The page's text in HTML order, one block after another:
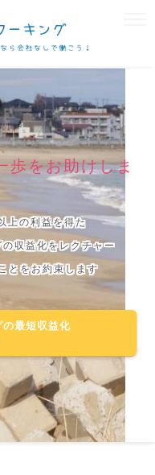
歩をお助けしま
上の利益を得た
収益化をレクチャー
とをお約束します
最短収益化